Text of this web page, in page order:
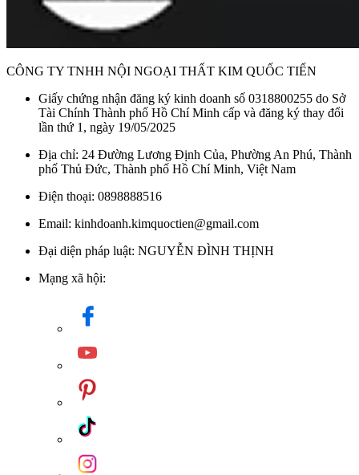
CÔNG TY TNHH NỘI NGOẠI THẤT KIM QUỐC TIẾN
Giấy chứng nhận đăng ký kinh doanh số 0318800255 do Sở
Tài Chính Thành phố Hồ Chí Minh cấp và đăng ký thay đổi
lần thứ 1, ngày 19/05/2025
Địa chỉ: 24 Đường Lương Định Của, Phường An Phú, Thành
phố Thủ Đức, Thành phố Hồ Chí Minh, Việt Nam
Điện thoại: 0898888516
Email: kinhdoanh.kimquoctien@gmail.com
Đại diện pháp luật: NGUYỄN ĐÌNH THỊNH
Mạng xã hội: